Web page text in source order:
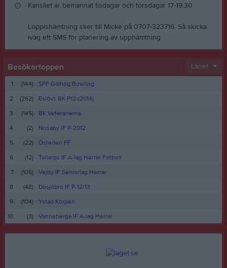
Kansliet är bemannat tisdagar och torsdagar 17-19:30
Loppishämtning sker till Micke på 0707-323716. Så skicka
iväg ett SMS för planering av upphämtning
Besökartoppen Länet
1. (144)
SPF Gillhög Bowling
2.
(262)
Eslövs BK P12-(2014)
3.
(145)
BK Veteranerna
4.
(2)
Nosaby IF P-2012
5.
(22)
Österlen FF
6.
(12)
Tollarps IF A-lag Herrar Fotboll
7.
(105)
Vejby IF Seniorlag Herrar
8.
(48)
Dösjöbro IF P-12/13
9.
(104)
Ystad Korpen
10.
(3) Vanneberga IF A-lag Herrar